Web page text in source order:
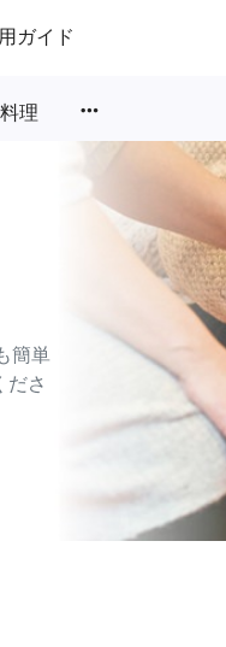
ガイド
料理 more_horiz
簡単
ださ